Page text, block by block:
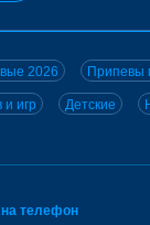
2026 Припевы
игр Детские
на телефон